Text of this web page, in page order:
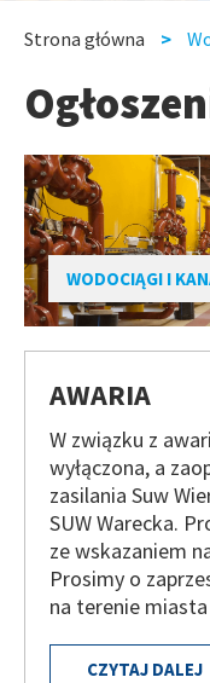
nawigacyjna
Strona główna
WODOCIĄGI I
AWARIA
W związku z
wyłączona, a
zasilania Suw
SUW Warecka.
ze wskazaniem
Prosimy o
na terenie
CZYTAJ DALEJ